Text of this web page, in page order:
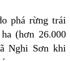
phá rừng trái
(hơn 26.000
Nghi Sơn khi